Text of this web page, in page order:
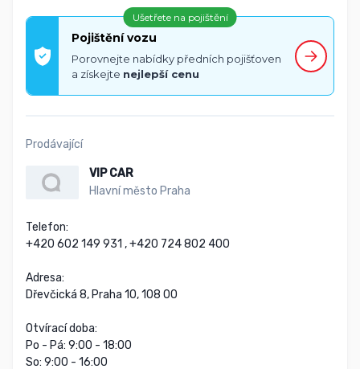
Ušetřete na pojištění
Pojištění vozu
Porovnejte nabídky předních pojišťoven
a získejte nejlepší cenu
Prodávající
VIP CAR
Hlavní město Praha
Telefon:
+420 602 149 931 , +420 724 802 400
Adresa:
Dřevčická 8, Praha 10, 108 00
Otvírací doba:
Po - Pá: 9:00 - 18:00
So: 9:00 - 16:00